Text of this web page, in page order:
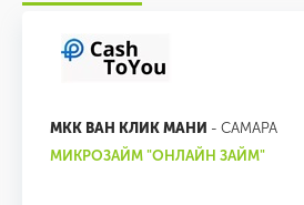
МКК ВАН КЛИК МАНИ - САМАРА
МИКРОЗАЙМ "ОНЛАЙН ЗАЙМ"